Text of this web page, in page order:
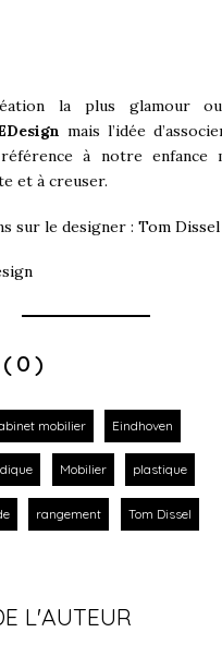
la plus glamour
mais l’idée
à notre enfance
et à creuser.
sur le designer : Tom Dissel
mobilier Eindhoven
Mobilier plastique
rangement Tom Dissel
L'AUTEUR